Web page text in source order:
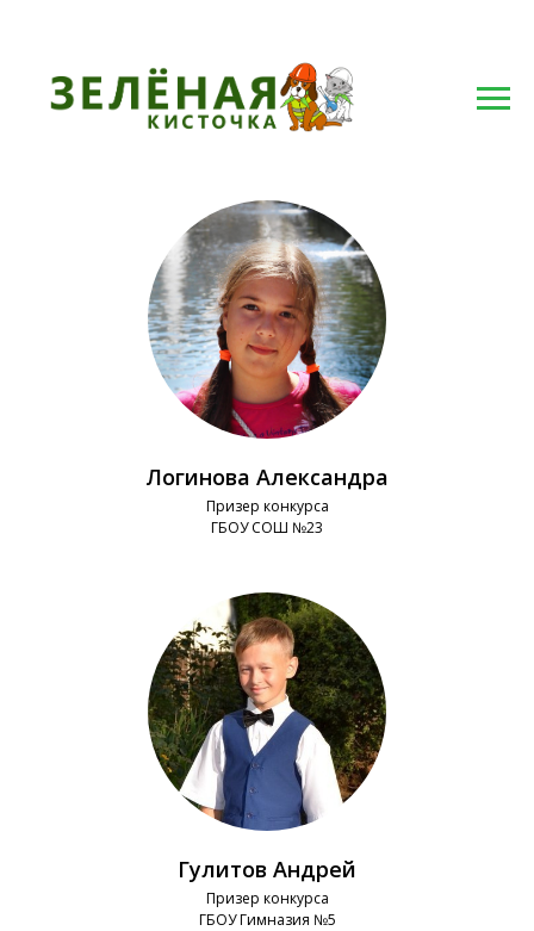
Севастополь 2017
Логинова Александра
Призер конкурса
ГБОУ СОШ №23
Гулитов Андрей
Призер конкурса
ГБОУ Гимназия №5